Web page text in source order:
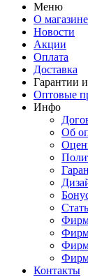
Меню
О магазине
Новости
Акции
Оплата
Доставка
Гарантии
Оптовые
Инфо
Об
Контакты